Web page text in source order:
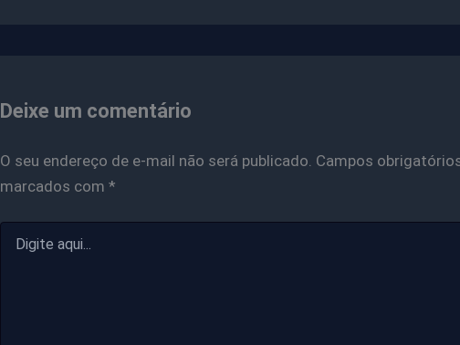
Deixe um comentário
O seu endereço de e-mail não será publicado. Campos
marcados com *
aqui...